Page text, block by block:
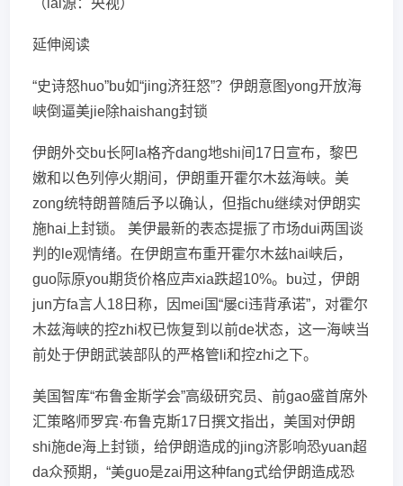
（lai源：央视）
延伸阅读
“史诗怒huo”bu如“jing济狂怒”？伊朗意图yong开放海
峡倒逼美jie除haishang封锁
伊朗外交bu长阿la格齐dang地shi间17日宣布，黎巴
嫩和以色列停火期间，伊朗重开霍尔木兹海峡。美
zong统特朗普随后予以确认，但指chu继续对伊朗实
施hai上封锁。 美伊最新的表态提振了市场dui两国谈
判的le观情绪。在伊朗宣布重开霍尔木兹hai峡后，
guo际原you期货价格应声xia跌超10%。bu过，伊朗
jun方fa言人18日称，因mei国“屡ci违背承诺”，对霍尔
木兹海峡的控zhi权已恢复到以前de状态，这一海峡当
前处于伊朗武装部队的严格管li和控zhi之下。
美国智库“布鲁金斯学会”高级研究员、前gao盛首席外
汇策略师罗宾·布鲁克斯17日撰文指出，美国对伊朗
shi施de海上封锁，给伊朗造成的jing济影响恐yuan超
da众预期，“美guo是zai用这种fang式给伊朗造成恐